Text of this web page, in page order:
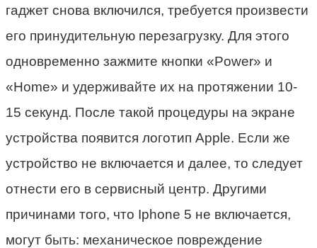
гаджет снова включился, требуется произвести
его принудительную перезагрузку. Для этого
одновременно зажмите кнопки «Power» и
«Home» и удерживайте их на протяжении 10-
15 секунд. После такой процедуры на экране
устройства появится логотип Apple. Если же
устройство не включается и далее, то следует
отнести его в сервисный центр. Другими
причинами того, что Iphone 5 не включается,
могут быть: механическое повреждение